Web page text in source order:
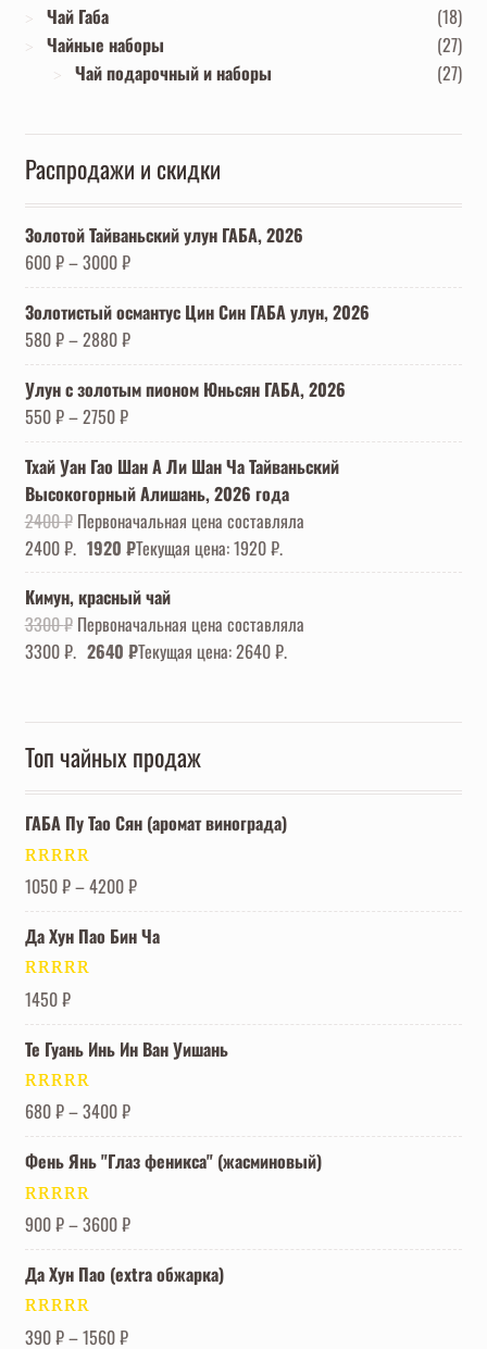
Чай Габа
(18)
Чайные наборы
(27)
Чай подарочный и наборы
(27)
Распродажи и скидки
Золотой Тайваньский улун ГАБА, 2026
600₽–3000₽
Золотистый османтус Цин Син ГАБА улун, 2026
580₽–2880₽
Улун с золотым пионом Юньсян ГАБА, 2026
550₽–2750₽
Тхай Уан Гао Шан А Ли Шан Ча Тайваньский
Высокогорный Алишань, 2026 года
2400₽ Первоначальная цена составляла
2400 ₽. 1920 ₽Текущая цена: 1920 ₽.
Кимун, красный чай
3300₽ Первоначальная цена составляла
3300 ₽. 2640 ₽Текущая цена: 2640 ₽.
Топ чайных продаж
ГАБА Пу Тао Сян (аромат винограда)
Оценка
5.00
из 5
1050₽–4200₽
Да Хун Пао Бин Ча
Оценка
из 5
1450₽
Те Гуань Инь Ин Ван Уишань
Оценка5.00
из 5
680₽–3400₽
Фень Янь "Глаз феникса" (жасминовый)
Оценка5.00
из 5
900₽–3600₽
Да Хун Пао (extra обжарка)
Оценка5.00
390₽–1560₽